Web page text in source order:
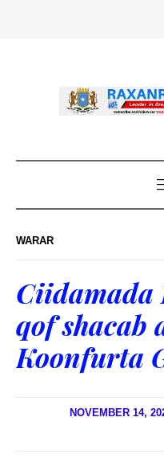
WARAR
Ciidamada
qof shacab
Koonfurta
NOVEMBER 14,